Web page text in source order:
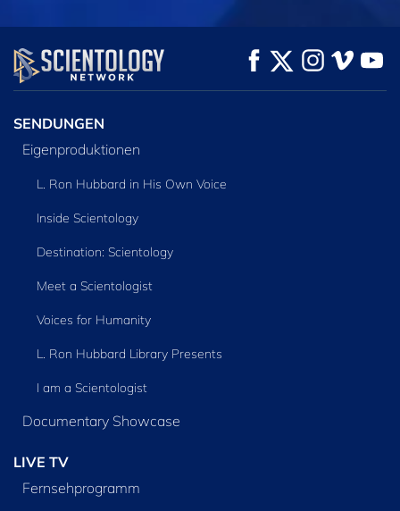
ANSEHEN
SERIE
ENTDECKEN
SENDUNGEN
Eigenproduktionen
L. Ron Hubbard in His Own Voice
Inside Scientology
Destination: Scientology
Meet a Scientologist
Voices for Humanity
L. Ron Hubbard Library Presents
I am a Scientologist
Documentary Showcase
LIVE TV
Fernsehprogramm